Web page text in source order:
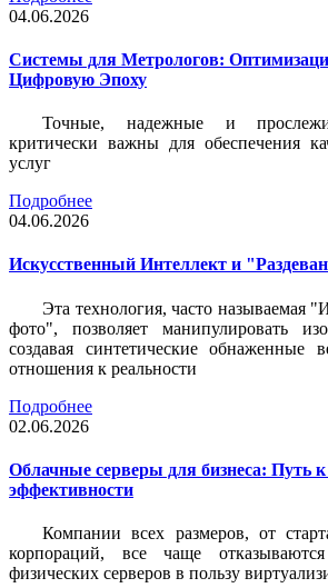
04.06.2026
Системы для Метрологов:
Цифровую Эпоху
Точные, надежные и
критически важны для обеспечения
услуг
Подробнее
04.06.2026
Искусственный Интеллект и
Эта технология, часто называемая
фото", позволяет манипулировать
создавая синтетические
отношения к реальности
Подробнее
02.06.2026
Облачные серверы для бизнеса: Путь к
эффективности
Компании всех размеров, от
корпораций, все чаще
физических серверов в пользу